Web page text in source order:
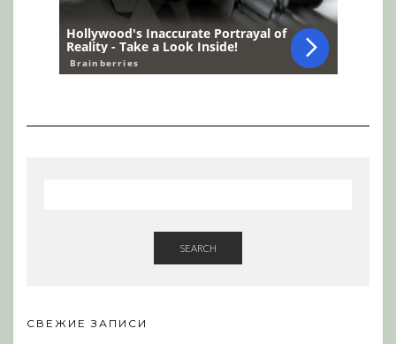
SEARCH
СВЕЖИЕ ЗАПИСИ